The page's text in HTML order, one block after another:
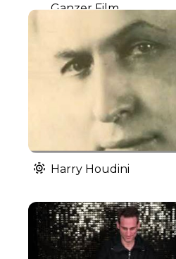
Ganzer Film
Harry Houdini